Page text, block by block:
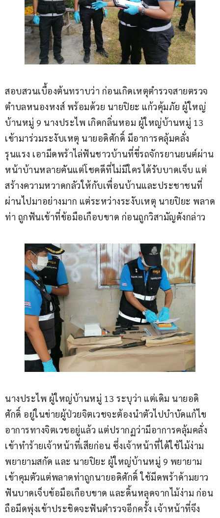
สอบสวนเบื้องต้นทราบว่า ก่อนเกิดเหตุตำรวจสายตรวจ
ตำบลหนองหงส์ พร้อมด้วย นายปิยะ แก้วคุ้มภัย ผู้ใหญ่
บ้านหมู่ 9 นางประไพ เกิดกลิ่นหอม ผู้ใหญ่บ้านหมู่ 13
เข้ามาร่วมระงับเหตุ นายอดิศักดิ์ มีอาการคลุ้มคลั่ง
รุนแรง เอามีดพร้าไล่ฟันชาวบ้านที่ขี่รถจักรยานยนต์ผ่าน
หน้าบ้านหลายคันแต่โชคดีที่ไม่มีใครได้รับบาดเจ็บ แต่
สร้างความหวาดกลัวให้กับเพื่อนบ้านและประชาชนที่
ผ่านไปมาอย่างมาก แต่ระหว่างระงับเหตุ นายปิยะ พลาด
ท่า ถูกฟันเข้าที่ข้อมือเกือบขาด ก่อนถูกวิสามัญดังกล่าว
นางประไพ ผู้ใหญ่บ้านหมู่ 13 ระบุว่า แต่เดิม นายอดิ
ศักดิ์ อยู่ในข่ายผู้ป่วยจิตเวชจะต้องนำตัวไปบำบัดแก้ไข
อาการทางจิตเวชอยู่แล้ว แต่ปรากฏว่ามีอาการคลุ้มคลั่ง
เข้าทำร้ายเจ้าหน้าที่เสียก่อน ซึ่งเจ้าหน้าที่ได้ใช้ไม้ง่าม
พยายามสกัด และ นายปิยะ ผู้ใหญ่บ้านหมู่ 9 พยายาม
เข้าคุมตัวแต่พลาดท่าถูกนายอดิศักดิ์ ใช้มีดพร้าด้ามยาว
ฟันบาดเจ็บข้อมือเกือบขาด และดิ้นหลุดจากไม้ง่าม ก่อน
ถือมีดพุ่งเข้าประชิดจะฟันตำรวจอีกครั้ง เจ้าหน้าที่จึง